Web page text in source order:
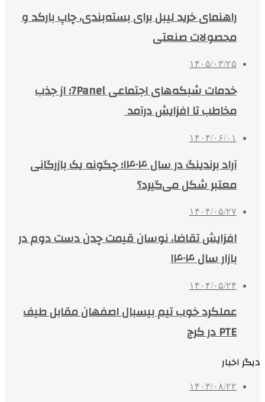
راهنمای خرید لیبل برای بسته‌بندی، چاپ بارکد و
محصولات صنعتی
۱۴۰۵/۰۳/۲۵
خدمات شبکه‌های اجتماعی 7Panel؛ از جذب
مخاطب تا افزایش درآمد
۱۴۰۴/۰۶/۰۱
آراد برندینگ در سال ۱۴۰۴؛ چگونه یک بازرگانی
معتبر شکل می‌گیرد؟
۱۴۰۴/۰۵/۲۷
افزایش تقاضا، نوسان قیمت چدن دست دوم در
بازار سال ۱۴۰۴
۱۴۰۴/۰۵/۲۴
عملکرد خوب تیم بیسبال اصفهان مقابل طیف
PTE در کرج
دیگر اخبار
۱۴۰۳/۰۸/۲۲